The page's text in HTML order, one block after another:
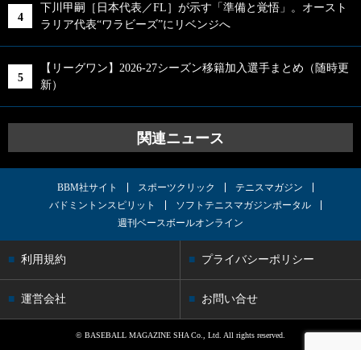
下川甲嗣［日本代表／FL］が示す「準備と覚悟」。オースト
ラリア代表“ワラビーズ”にリベンジへ
【リーグワン】2026-27シーズン移籍加入選手まとめ（随時更
新）
関連ニュース
BBM社サイト スポーツクリック
テニスマガジン
バドミントンスピリット
ソフトテニスマガジンポータル
週刊ベースボールオンライン
利用規約 プライバシーポリシー
運営会社 お問い合せ
© BASEBALL MAGAZINE SHA Co., Ltd. All rights reserved.